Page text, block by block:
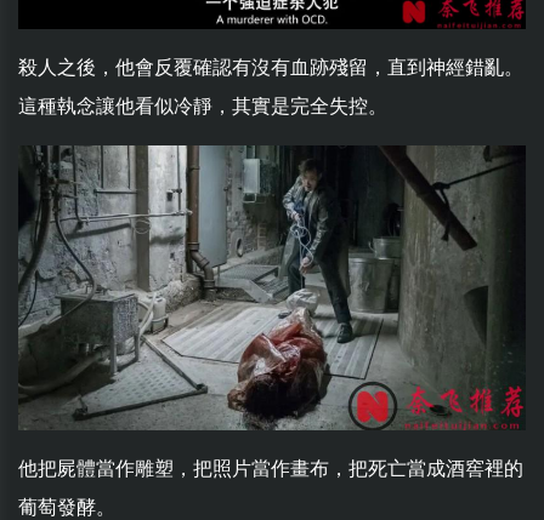
殺人之後，他會反覆確認有沒有血跡殘留，直到神經錯亂。
這種執念讓他看似冷靜，其實是完全失控。
他把屍體當作雕塑，把照片當作畫布，把死亡當成酒窖裡的
葡萄發酵。